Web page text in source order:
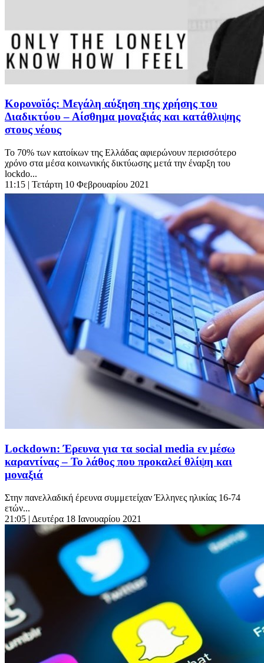
Κορονοϊός: Μεγάλη αύξηση της χρήσης του
Διαδικτύου – Αίσθημα μοναξιάς και κατάθλιψης
στους νέους
Το 70% των κατοίκων της Ελλάδας αφιερώνουν περισσότερο
χρόνο στα μέσα κοινωνικής δικτύωσης μετά την έναρξη του
lockdo...
11:15 | Τετάρτη 10 Φεβρουαρίου 2021
Lockdown: Έρευνα για τα social media εν μέσω
καραντίνας – Το λάθος που προκαλεί θλίψη και
μοναξιά
Στην πανελλαδική έρευνα συμμετείχαν Έλληνες ηλικίας 16-74
ετών...
21:05 | Δευτέρα 18 Ιανουαρίου 2021